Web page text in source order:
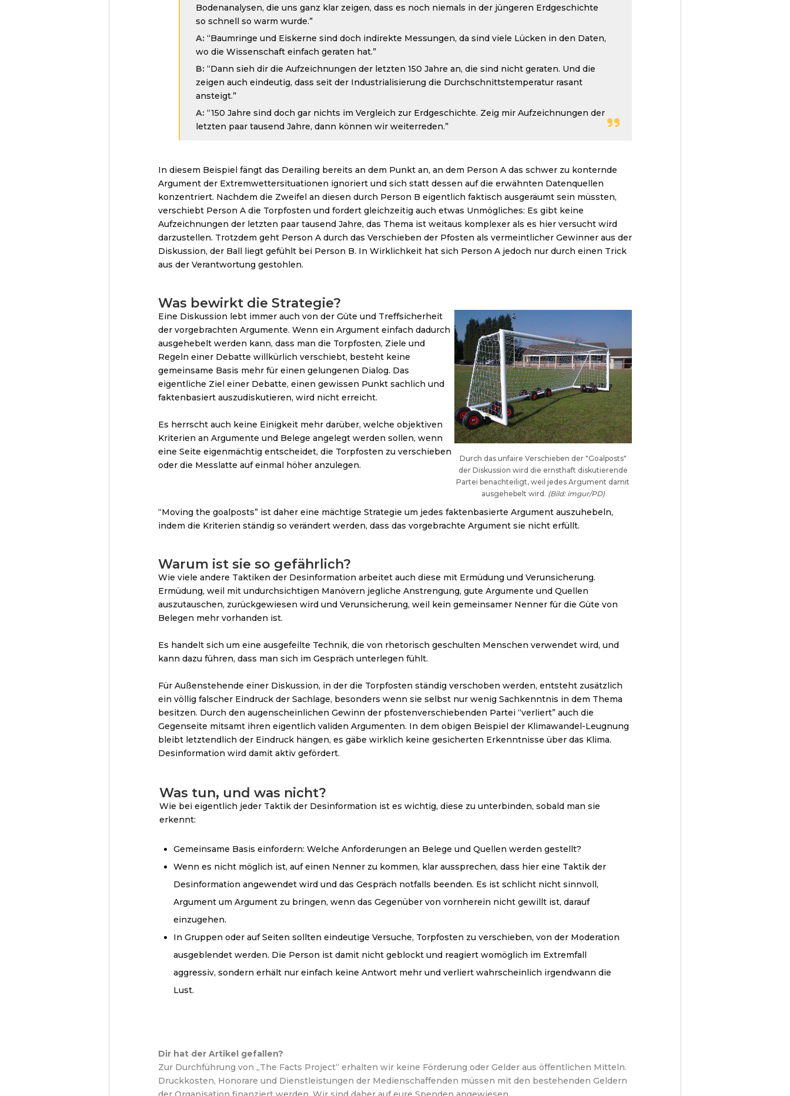
Bodenanalysen, die uns ganz klar zeigen, dass es noch niemals in der jüngeren Erdgeschichte
so schnell so warm wurde.”
A: “Baumringe und Eiskerne sind doch indirekte Messungen, da sind viele Lücken in den Daten,
wo die Wissenschaft einfach geraten hat.”
B: “Dann sieh dir die Aufzeichnungen der letzten 150 Jahre an, die sind nicht geraten. Und die
zeigen auch eindeutig, dass seit der Industrialisierung die Durchschnittstemperatur rasant
ansteigt.”
A: “150 Jahre sind doch gar nichts im Vergleich zur Erdgeschichte. Zeig mir Aufzeichnungen der
letzten paar tausend Jahre, dann können wir weiterreden.”
In diesem Beispiel fängt das Derailing bereits an dem Punkt an, an dem Person A das schwer zu konternde
Argument der Extremwettersituationen ignoriert und sich statt dessen auf die erwähnten Datenquellen
konzentriert. Nachdem die Zweifel an diesen durch Person B eigentlich faktisch ausgeräumt sein müssten,
verschiebt Person A die Torpfosten und fordert gleichzeitig auch etwas Unmögliches: Es gibt keine
Aufzeichnungen der letzten paar tausend Jahre, das Thema ist weitaus komplexer als es hier versucht wird
darzustellen. Trotzdem geht Person A durch das Verschieben der Pfosten als vermeintlicher Gewinner aus der
Diskussion, der Ball liegt gefühlt bei Person B. In Wirklichkeit hat sich Person A jedoch nur durch einen Trick
aus der Verantwortung gestohlen.
Was bewirkt die Strategie?
Eine Diskussion lebt immer auch von der Güte und Treffsicherheit
der vorgebrachten Argumente. Wenn ein Argument einfach dadurch
ausgehebelt werden kann, dass man die Torpfosten, Ziele und
Regeln einer Debatte willkürlich verschiebt, besteht keine
gemeinsame Basis mehr für einen gelungenen Dialog. Das
eigentliche Ziel einer Debatte, einen gewissen Punkt sachlich und
faktenbasiert auszudiskutieren, wird nicht erreicht.
Es herrscht auch keine Einigkeit mehr darüber, welche objektiven
Kriterien an Argumente und Belege angelegt werden sollen, wenn
eine Seite eigenmächtig entscheidet, die Torpfosten zu verschieben
oder die Messlatte auf einmal höher anzulegen.
Durch das unfaire Verschieben der "Goalposts"
der Diskussion wird die ernsthaft diskutierende
Partei benachteiligt, weil jedes Argument damit
ausgehebelt wird. (Bild: imgur/PD)
“Moving the goalposts” ist daher eine mächtige Strategie um jedes faktenbasierte Argument auszuhebeln,
indem die Kriterien ständig so verändert werden, dass das vorgebrachte Argument sie nicht erfüllt.
Warum ist sie so gefährlich?​
Wie viele andere Taktiken der Desinformation arbeitet auch diese mit Ermüdung und Verunsicherung.
Ermüdung, weil mit undurchsichtigen Manövern jegliche Anstrengung, gute Argumente und Quellen
auszutauschen, zurückgewiesen wird und Verunsicherung, weil kein gemeinsamer Nenner für die Güte von
Belegen mehr vorhanden ist.
Es handelt sich um eine ausgefeilte Technik, die von rhetorisch geschulten Menschen verwendet wird, und
kann dazu führen, dass man sich im Gespräch unterlegen fühlt.
Für Außenstehende einer Diskussion, in der die Torpfosten ständig verschoben werden, entsteht zusätzlich
ein völlig falscher Eindruck der Sachlage, besonders wenn sie selbst nur wenig Sachkenntnis in dem Thema
besitzen. Durch den augenscheinlichen Gewinn der pfostenverschiebenden Partei “verliert” auch die
Gegenseite mitsamt ihren eigentlich validen Argumenten. In dem obigen Beispiel der Klimawandel-Leugnung
bleibt letztendlich der Eindruck hängen, es gäbe wirklich keine gesicherten Erkenntnisse über das Klima.
Desinformation wird damit aktiv gefördert.
Was tun, und was nicht?
Wie bei eigentlich jeder Taktik der Desinformation ist es wichtig, diese zu unterbinden, sobald man sie
erkennt:
Gemeinsame Basis einfordern: Welche Anforderungen an Belege und Quellen werden gestellt?
Wenn es nicht möglich ist, auf einen Nenner zu kommen, klar aussprechen, dass hier eine Taktik der
Desinformation angewendet wird und das Gespräch notfalls beenden. Es ist schlicht nicht sinnvoll,
Argument um Argument zu bringen, wenn das Gegenüber von vornherein nicht gewillt ist, darauf
einzugehen.
In Gruppen oder auf Seiten sollten eindeutige Versuche, Torpfosten zu verschieben, von der Moderation
ausgeblendet werden. Die Person ist damit nicht geblockt und reagiert womöglich im Extremfall
aggressiv, sondern erhält nur einfach keine Antwort mehr und verliert wahrscheinlich irgendwann die
Lust.
Dir hat der Artikel gefallen?
Zur Durchführung von „The Facts Project“ erhalten wir keine Förderung oder Gelder aus öffentlichen Mitteln.
Druckkosten, Honorare und Dienstleistungen der Medienschaffenden müssen mit den bestehenden Geldern